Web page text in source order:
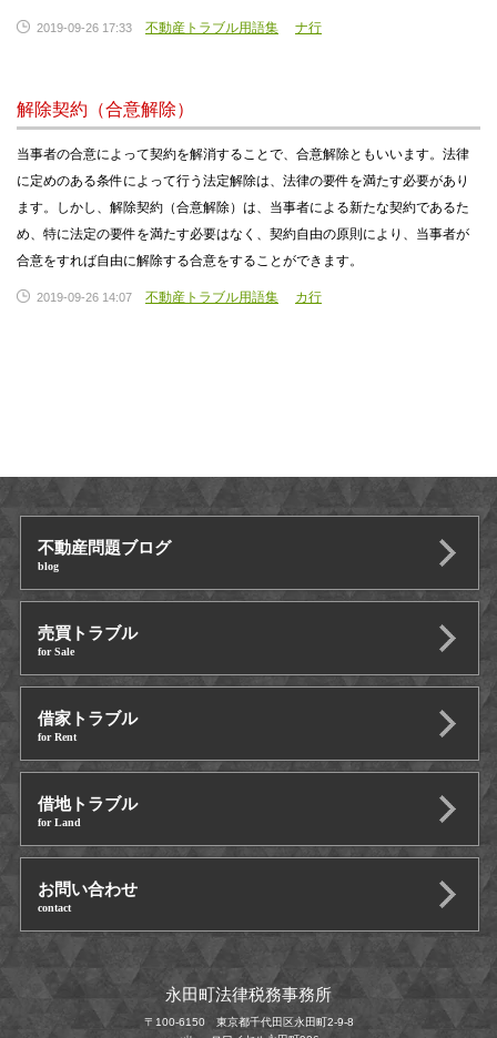
2019-09-26 17:33 不動産トラブル用語集 ナ行
解除契約（合意解除）
当事者の合意によって契約を解消することで、合意解除ともいいます。法律
に定めのある条件によって行う法定解除は、法律の要件を満たす必要があり
ます。しかし、解除契約（合意解除）は、当事者による新たな契約であるた
め、特に法定の要件を満たす必要はなく、契約自由の原則により、当事者が
合意をすれば自由に解除する合意をすることができます。
2019-09-26 14:07 不動産トラブル用語集 カ行
不動産問題ブログ
blog
売買トラブル
for Sale
借家トラブル
for Rent
借地トラブル
for Land
お問い合わせ
contact
永田町法律税務事務所
〒100-6150 東京都千代田区永田町2-9-8